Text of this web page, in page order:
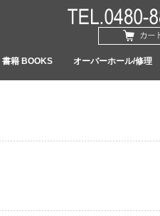
書籍 BOOKS オーバーホール/修理